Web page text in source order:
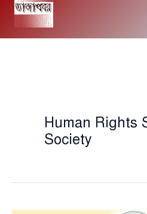
content
Human Rights
Society